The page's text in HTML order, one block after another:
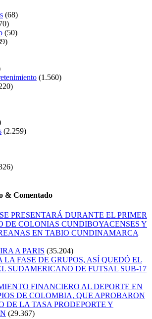
(68)
(50)
(1.560)
(2.259)
& Comentado
PRESENTARÁ DURANTE EL PRIMER
DE COLONIAS CUNDIBOYACENSES Y
EN TABIO CUNDINAMARCA
A PARIS (35.204)
FASE DE GRUPOS, ASÍ QUEDÓ EL
SUDAMERICANO DE FUTSAL SUB-17
FINANCIERO AL DEPORTE EN
DE COLOMBIA, QUE APROBARON
DE LA TASA PRODEPORTE Y
(29.367)